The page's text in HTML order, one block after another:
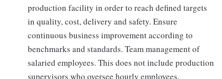
production facility in order to reach defined targets
in quality, cost, delivery and safety. Ensure
continuous business improvement according to
benchmarks and standards. Team management of
salaried employees. This does not include production
supervisors who oversee hourly employees.